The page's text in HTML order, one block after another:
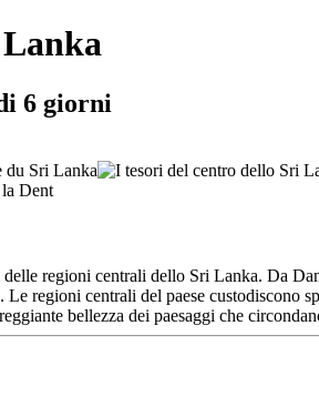
6 giorni
regioni centrali dello Sri Lanka. Da
regioni centrali del paese
bellezza dei paesaggi che